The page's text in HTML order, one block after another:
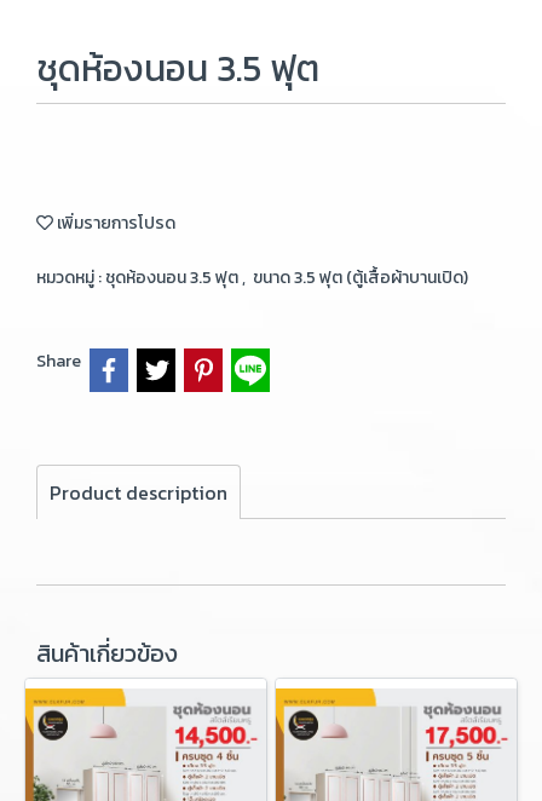
ชุดห้องนอน 3.5 ฟุต
เพิ่มรายการโปรด
หมวดหมู่ :ชุดห้องนอน 3.5 ฟุต, ขนาด 3.5 ฟุต (ตู้เสื้อผ้าบานเปิด)
Share
Product description
สินค้าเกี่ยวข้อง